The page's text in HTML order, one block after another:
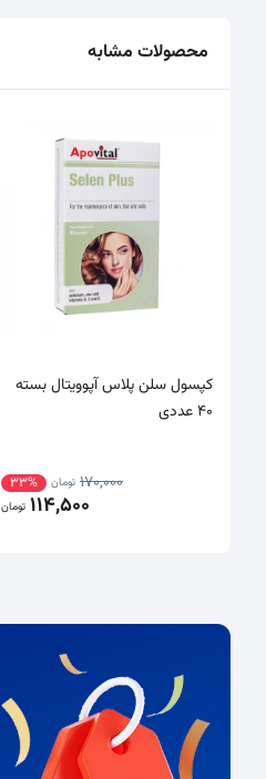
محصولات مشابه
کپسول سلن پلاس آپوویتال بسته
40 عددی
170,000 تومان 33%
114,500 تومان